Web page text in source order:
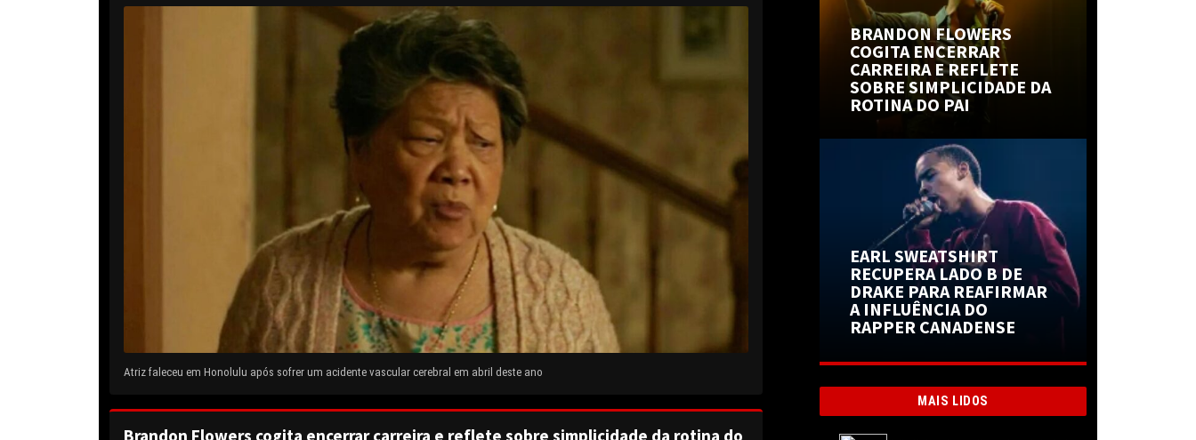
Atriz faleceu em Honolulu após sofrer um acidente vascular cerebral em abril deste ano
Brandon Flowers cogita encerrar carreira e reflete sobre simplicidade da rotina do
BRANDON FLOWERS
COGITA ENCERRAR
CARREIRA E REFLETE
SOBRE SIMPLICIDADE DA
ROTINA DO PAI
EARL SWEATSHIRT
RECUPERA LADO B DE
DRAKE PARA REAFIRMAR
A INFLUÊNCIA DO
RAPPER CANADENSE
MAIS LIDOS